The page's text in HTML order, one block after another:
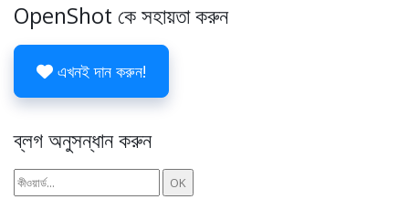
OpenShot কে সহায়তা করুন
এখনই দান করুন!
ব্লগ অনুসন্ধান করুন